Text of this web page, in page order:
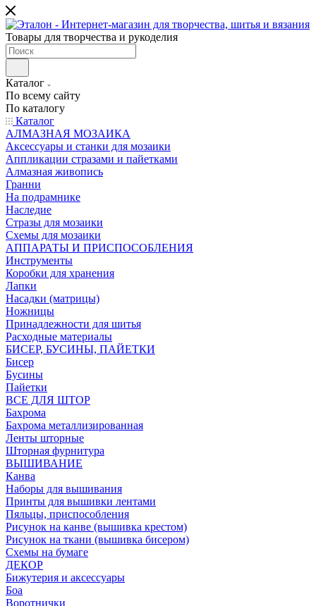
Товары для творчества и рукоделия
Каталог
По всему сайту
По каталогу
Каталог
АЛМАЗНАЯ МОЗАИКА
Аксессуары и станки для мозаики
Аппликации стразами и пайетками
Алмазная живопись
Гранни
На подрамнике
Наследие
Стразы для мозаики
Схемы для мозаики
АППАРАТЫ И ПРИСПОСОБЛЕНИЯ
Инструменты
Коробки для хранения
Лапки
Насадки (матрицы)
Ножницы
Принадлежности для шитья
Расходные материалы
БИСЕР, БУСИНЫ, ПАЙЕТКИ
Бисер
Бусины
Пайетки
ВСЕ ДЛЯ ШТОР
Бахрома
Бахрома металлизированная
Ленты шторные
Шторная фурнитура
ВЫШИВАНИЕ
Канва
Наборы для вышивания
Принты для вышивки лентами
Пяльцы, приспособления
Рисунок на канве (вышивка крестом)
Рисунок на ткани (вышивка бисером)
Схемы на бумаге
ДЕКОР
Бижутерия и аксессуары
Боа
Воротнички